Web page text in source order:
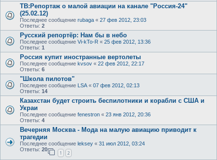
ТВ:Репортаж о малой авиации на канале "Россия-24"
(25.02.12)
Последнее сообщение rubaga « 27 фев 2012, 23:03
Ответы: 2
Русский репортёр: Нам бы в небо
Последнее сообщение Vi-kTo-R « 25 фев 2012, 13:36
Ответы: 1
Россия купит иностранные вертолеты
Последнее сообщение kvsov « 22 фев 2012, 22:17
Ответы: 6
"Школа пилотов"
Последнее сообщение LSA « 07 фев 2012, 02:13
Ответы: 14
Казахстан будет строить беспилотники и корабли с США и
Украи
Последнее сообщение fenestron « 23 янв 2012, 20:36
Ответы: 4
Вечерняя Москва - Мода на малую авиацию приводит к
трагедии
Последнее сообщение leksey « 31 июл 2012, 03:24
Ответы: 20
1 2